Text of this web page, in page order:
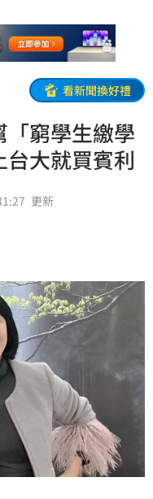
看新聞換好禮
「窮學生繳學
大就買賓利
更新